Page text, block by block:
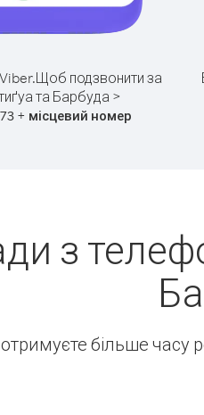
Щоб подзвонити за
та Барбуда >
+ місцевий номер
з
більше часу